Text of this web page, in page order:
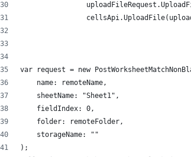
var request = new
    name: remoteName,
    sheetName: "Sheet1",
    fieldIndex: 0,
    folder: remoteFolder,
    storageName: ""
);